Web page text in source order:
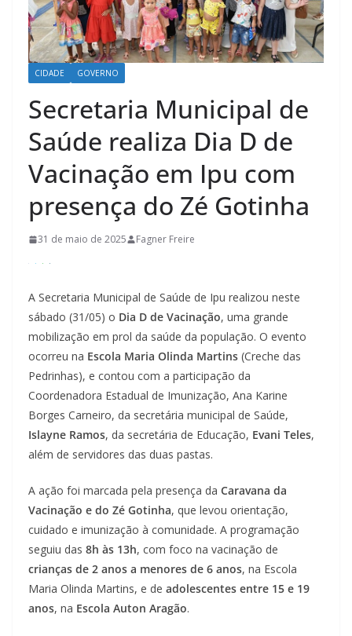
CIDADE GOVERNO
Secretaria Municipal de
Saúde realiza Dia D de
Vacinação em Ipu com
presença do Zé Gotinha
31 de maio de 2025 Fagner Freire
A Secretaria Municipal de Saúde de Ipu realizou neste
sábado (31/05) o Dia D de Vacinação, uma grande
mobilização em prol da saúde da população. O evento
ocorreu na Escola Maria Olinda Martins (Creche das
Pedrinhas), e contou com a participação da
Coordenadora Estadual de Imunização, Ana Karine
Borges Carneiro, da secretária municipal de Saúde,
Islayne Ramos, da secretária de Educação, Evani Teles,
além de servidores das duas pastas.
A ação foi marcada pela presença da Caravana da
Vacinação e do Zé Gotinha, que levou orientação,
cuidado e imunização à comunidade. A programação
seguiu das 8h às 13h, com foco na vacinação de
crianças de 2 anos a menores de 6 anos, na Escola
Maria Olinda Martins, e de adolescentes entre 15 e 19
anos, na Escola Auton Aragão.